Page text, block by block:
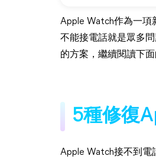
Apple Watch作為一項
不能接電話就是眾多
的方案，繼續閱讀下
5種修復
Apple Watch接不到電